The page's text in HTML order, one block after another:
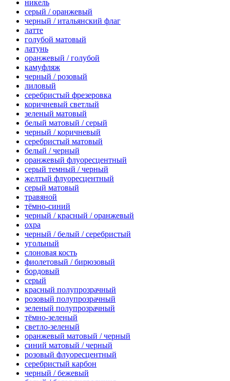
никель
серый / оранжевый
черный / итальянский флаг
латте
голубой матовый
латунь
оранжевый / голубой
камуфляж
черный / розовый
лиловый
серебристый фрезеровка
коричневый светлый
зеленый матовый
белый матовый / серый
черный / коричневый
серебристый матовый
белый / черный
оранжевый флуоресцентный
серый темный / черный
желтый флуоресцентный
серый матовый
травяной
тёмно-синий
черный / красный / оранжевый
охра
черный / белый / серебристый
угольный
слоновая кость
фиолетовый / бирюзовый
бордовый
серый
красный полупрозрачный
розовый полупрозрачный
зеленый полупрозрачный
тёмно-зеленый
светло-зеленый
оранжевый матовый / черный
синий матовый / черный
розовый флуоресцентный
серебристый карбон
черный / бежевый